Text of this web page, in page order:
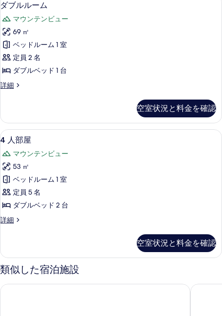
の
す
べ
て
の
写
真
示
す
る
ブ
ル
ル
ー
ム
の
詳
細
ブ
ル
ル
ー
ム
す
て
の
写
真
を
表
示
す
る
1
ダブルルーム
マウンテンビュー
69 ㎡
ベッドルーム 1 室
定員 2 名
ダブルベッド 1 台
詳細
ダ
ー
ム
の
細
空室状況と料金を確認
4
人
部
屋
の
す
べ
て
写
真
を
表
4 人部屋 | 1 室のベッドルーム、高級
1
4 人部屋
マウンテンビュー
53 ㎡
ベッドルーム 1 室
定員 5 名
ダブルベッド 2 台
詳細
4
の
詳
細
空室状況と料金を確認
類似した宿泊施設
forest 3030 hostel ニュー